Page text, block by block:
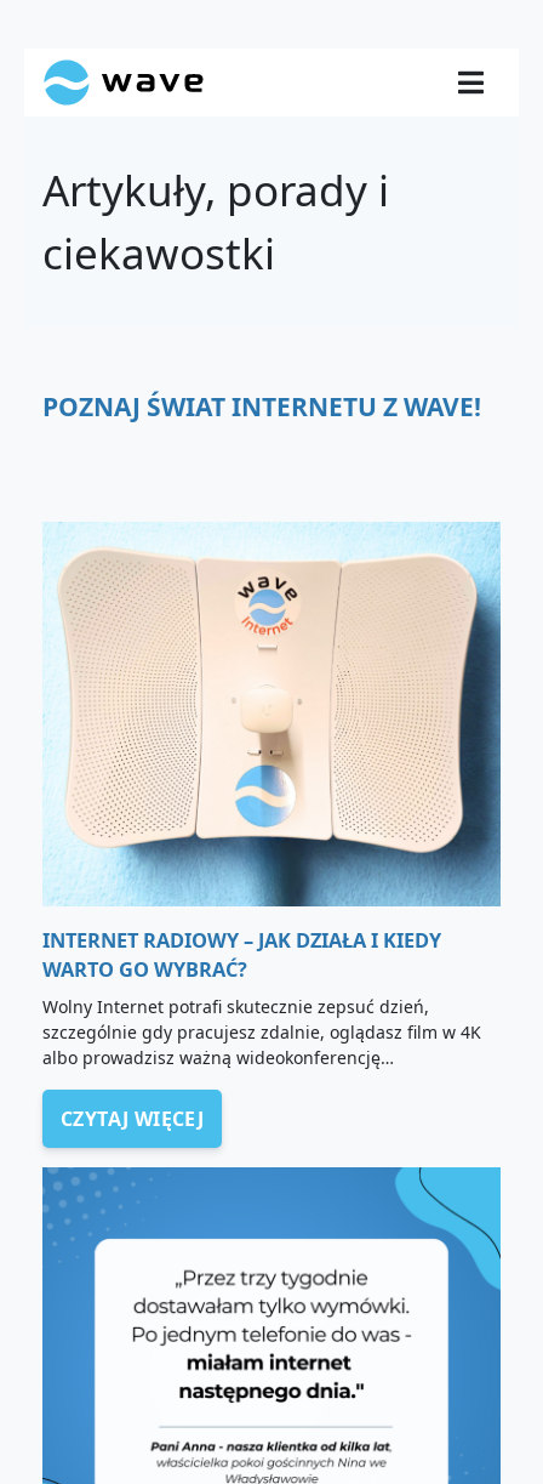
Artykuły, porady i
ciekawostki
POZNAJ ŚWIAT INTERNETU Z WAVE!
INTERNET RADIOWY – JAK DZIAŁA I KIEDY
WARTO GO WYBRAĆ?
Wolny Internet potrafi skutecznie zepsuć dzień,
szczególnie gdy pracujesz zdalnie, oglądasz film w 4K
albo prowadzisz ważną wideokonferencję…
CZYTAJ WIĘCEJ